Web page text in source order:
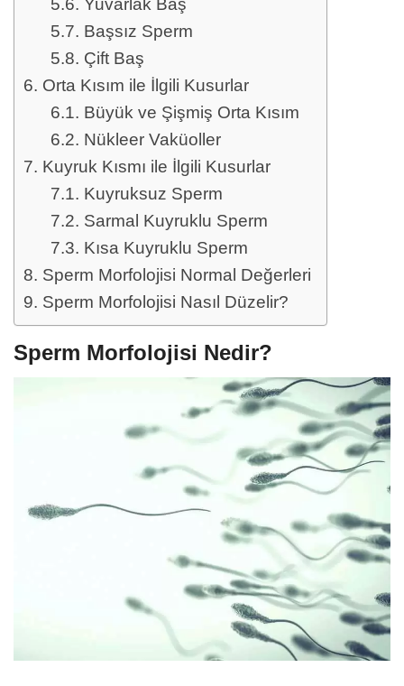
Yuvarlak Baş
Başsız Sperm
Çift Baş
Orta Kısım ile İlgili Kusurlar
Büyük ve Şişmiş Orta Kısım
Nükleer Vaküoller
Kuyruk Kısmı ile İlgili Kusurlar
Kuyruksuz Sperm
Sarmal Kuyruklu Sperm
Kısa Kuyruklu Sperm
Sperm Morfolojisi Normal Değerleri
Sperm Morfolojisi Nasıl Düzelir?
Sperm Morfolojisi Nedir?